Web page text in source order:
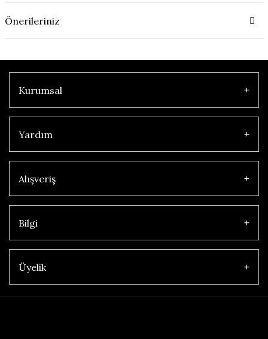
Önerileriniz
Kurumsal
Yardım
Alışveriş
Bilgi
Üyelik